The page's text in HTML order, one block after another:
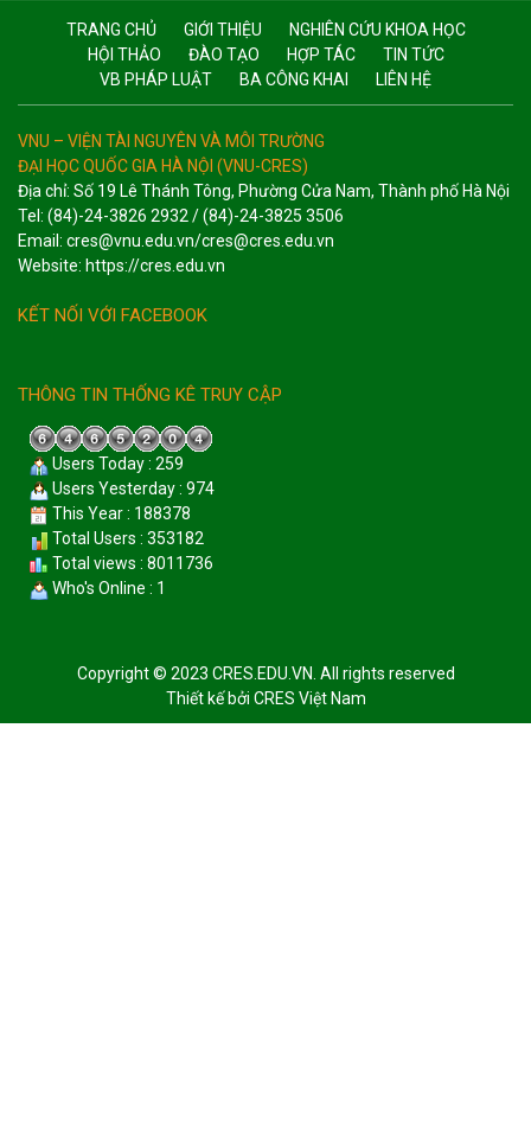
TRANG CHỦ GIỚI THIỆU
NGHIÊN CỨU KHOA HỌC
HỘI THẢO
ĐÀO TẠO HỢP TÁC
TIN TỨC
VB PHÁP LUẬT
BA CÔNG KHAI LIÊN HỆ
VNU – VIỆN TÀI NGUYÊN VÀ MÔI TRƯỜNG
ĐẠI HỌC QUỐC GIA HÀ NỘI (VNU-CRES)
Địa chỉ: Số 19 Lê Thánh Tông, Phường Cửa Nam, Thành phố Hà Nội
Tel: (84)-24-3826 2932 / (84)-24-3825 3506
Email: cres@vnu.edu.vn/cres@cres.edu.vn
Website: https://cres.edu.vn
KẾT NỐI VỚI FACEBOOK
THÔNG TIN THỐNG KÊ TRUY CẬP
Users Today : 259
Users Yesterday : 974
This Year : 188378
Total Users : 353182
Total views : 8011736
Who's Online : 1
Copyright © 2023 CRES.EDU.VN. All rights reserved
Thiết kế bởi CRES Việt Nam